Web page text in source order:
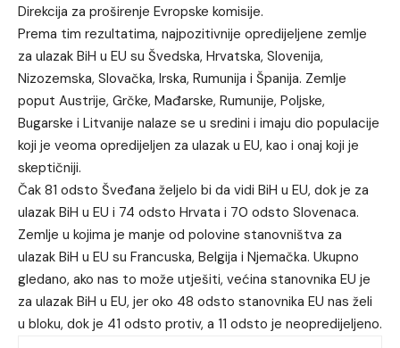
Direkcija za proširenje Evropske komisije.
Prema tim rezultatima, najpozitivnije opredijeljene zemlje
za ulazak BiH u EU su Švedska, Hrvatska, Slovenija,
Nizozemska, Slovačka, Irska, Rumunija i Španija. Zemlje
poput Austrije, Grčke, Mađarske, Rumunije, Poljske,
Bugarske i Litvanije nalaze se u sredini i imaju dio populacije
koji je veoma opredijeljen za ulazak u EU, kao i onaj koji je
skeptičniji.
Čak 81 odsto Šveđana željelo bi da vidi BiH u EU, dok je za
ulazak BiH u EU i 74 odsto Hrvata i 70 odsto Slovenaca.
Zemlje u kojima je manje od polovine stanovništva za
ulazak BiH u EU su Francuska, Belgija i Njemačka. Ukupno
gledano, ako nas to može utješiti, većina stanovnika EU je
za ulazak BiH u EU, jer oko 48 odsto stanovnika EU nas želi
u bloku, dok je 41 odsto protiv, a 11 odsto je neopredijeljeno.